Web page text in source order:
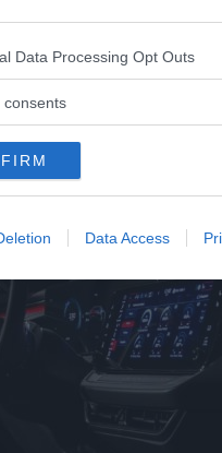
that this website/app uses one
your visit or usage behaviour.
for below specified purposes
Data Processing Opt Outs
consents
Data Access